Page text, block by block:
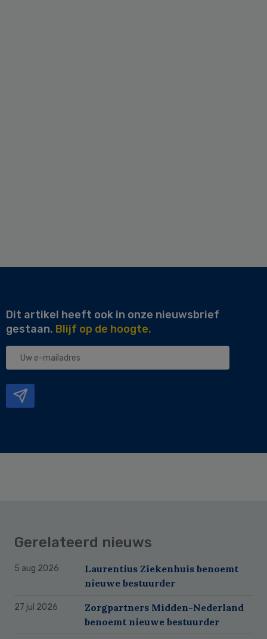
Dit artikel heeft ook in onze nieuwsbrief
gestaan. Blijf op de hoogte.
Uw
Gerelateerd nieuws
5 aug 2026
Laurentius Ziekenhuis benoemt
nieuwe bestuurder
27 jul 2026
Zorgpartners Midden-Nederland
benoemt nieuwe bestuurder